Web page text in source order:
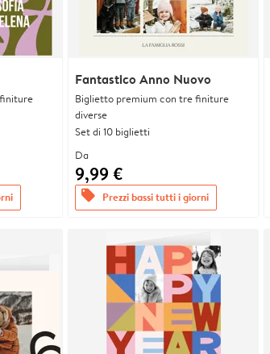
Fantastico Anno Nuovo
Biglietto premium con tre finiture
diverse
Set di 10 biglietti
Da
9,99 €
offers Prezzi bassi tutti i giorni